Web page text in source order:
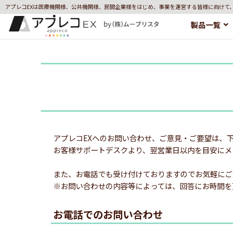
アプレコEXは医療機関様、公共機関様、民間企業様をはじめ、事業を運営する皆様に向け
製品一覧
アプレコEXへのお問い合わせ、ご意見・ご要望は、
お客様サポートデスクより、翌営業日以内を目安に
また、お電話でも受け付けておりますのでお気軽にご
※お問い合わせの内容等によっては、回答にお時間
お電話でのお問い合わせ